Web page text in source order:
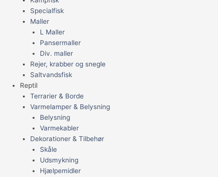
Specialfisk
Maller
L Maller
Pansermaller
Div. maller
Rejer, krabber og snegle
Saltvandsfisk
Reptil
Terrarier & Borde
Varmelamper & Belysning
Belysning
Varmekabler
Dekorationer & Tilbehør
Skåle
Udsmykning
Hjælpemidler